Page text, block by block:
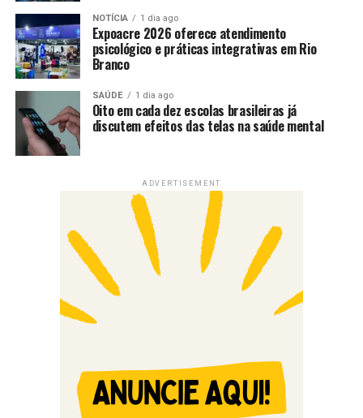
NOTÍCIA 1 dia ago
Expoacre 2026 oferece atendimento
psicológico e práticas integrativas em Rio
Branco
SAÚDE 1 dia ago
Oito em cada dez escolas brasileiras já
discutem efeitos das telas na saúde mental
ADVERTISEMENT